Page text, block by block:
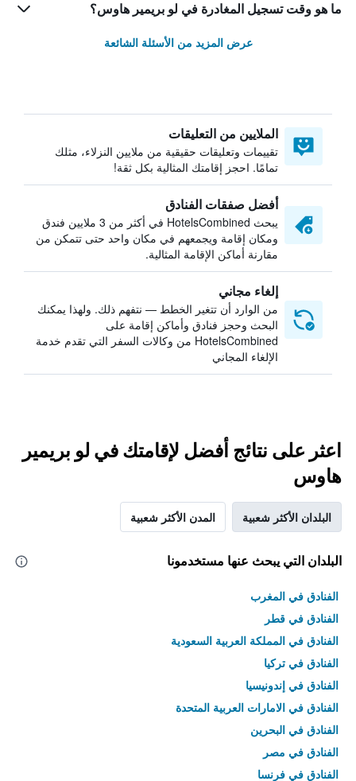
ما هو وقت تسجيل المغادرة في لو بريمير هاوس؟
عرض المزيد من الأسئلة الشائعة
الملايين من التعليقات
تقييمات وتعليقات حقيقية من ملايين النزلاء، مثلك
تمامًا. احجز إقامتك المثالية بكل ثقة!
أفضل صفقات الفنادق
يبحث HotelsCombined في أكثر من 3 ملايين فندق
ومكان إقامة ويجمعهم في مكان واحد حتى تتمكن من
مقارنة أماكن الإقامة المثالية.
إلغاء مجاني
من الوارد أن تتغير الخطط — نتفهم ذلك. ولهذا يمكنك
البحث وحجز فنادق وأماكن إقامة على
HotelsCombined من وكالات السفر التي تقدم خدمة
الإلغاء المجاني
اعثر على نتائج أفضل لإقامتك في لو بريمير
هاوس
البلدان الأكثر شعبية المدن الأكثر شعبية
البلدان التي يبحث عنها مستخدمونا
الفنادق في المغرب
الفنادق في قطر
الفنادق في المملكة العربية السعودية
الفنادق في تركيا
الفنادق في إندونيسيا
الفنادق في الامارات العربية المتحدة
الفنادق في البحرين
الفنادق في مصر
الفنادق في فرنسا